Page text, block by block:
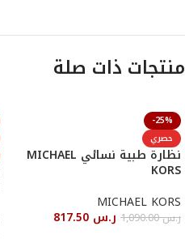
منتجات ذات صلة
-25%
حصري
نظارة طبية نسائي MICHAEL
KORS
MICHAEL KORS
ر.س1,090.00 ر.س